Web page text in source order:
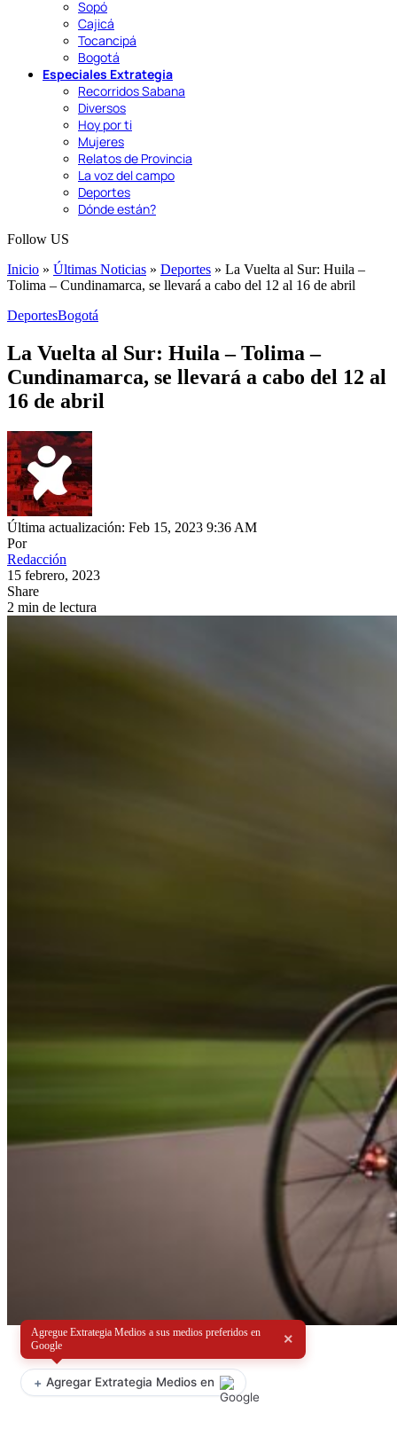
Sopó
Cajicá
Tocancipá
Bogotá
Especiales Extrategia
Recorridos Sabana
Diversos
Hoy por ti
Mujeres
Relatos de Provincia
La voz del campo
Deportes
Dónde están?
Follow US
Inicio » Últimas Noticias » Deportes » La Vuelta al Sur: Huila –
Tolima – Cundinamarca, se llevará a cabo del 12 al 16 de abril
DeportesBogotá
La Vuelta al Sur: Huila – Tolima –
Cundinamarca, se llevará a cabo del 12 al
16 de abril
Última actualización: Feb 15, 2023 9:36 AM
Por
Redacción
15 febrero, 2023
Share
2 min de lectura
Agregue Extrategia Medios a sus medios preferidos en
Google
×
+ Agregar Extrategia Medios en